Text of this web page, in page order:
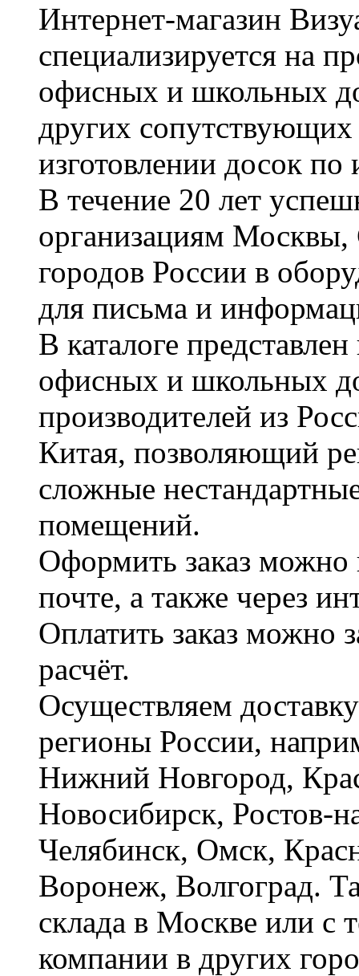
Интернет-магазин
специализируется на
офисных и школьных
других сопутствующих
изготовлении досок по
В течение 20 лет
организациям Москвы,
городов России в
для письма и
В каталоге
офисных и школьных
производителей из
Китая, позволяющий
сложные
помещений.
Оформить заказ можно
почте, а также через
Оплатить заказ можно
расчёт.
Осуществляем
регионы России,
Нижний Новгород,
Новосибирск, Ростов-
Челябинск, Омск,
Воронеж, Волгоград.
склада в Москве или с
компании в других